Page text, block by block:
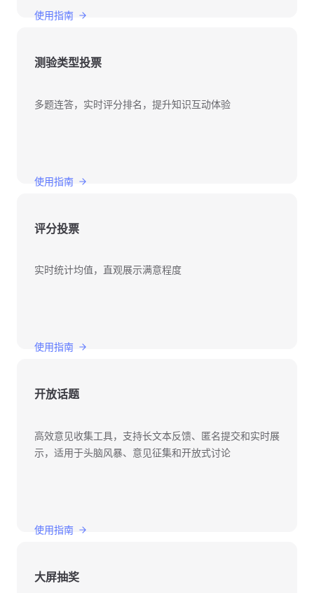
使用指南
测验类型投票
多题连答，实时评分排名，提升知识互动体验
使用指南
评分投票
实时统计均值，直观展示满意程度
使用指南
开放话题
高效意见收集工具，支持长文本反馈、匿名提交和实时展
示，适用于头脑风暴、意见征集和开放式讨论
使用指南
大屏抽奖